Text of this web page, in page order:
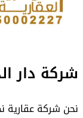
شركة دار
نحن شركة عقارية